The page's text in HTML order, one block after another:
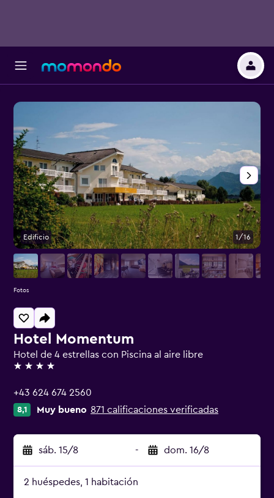
Hotel Momentum
Hotel de 4 estrellas con Piscina al aire libre
4 estrellas
+43 624 674 2560
8,1 Muy bueno 871 calificaciones verificadas
sáb. 15/8 - dom. 16/8
2 huéspedes, 1 habitación
Edificio 1/16
Fotos